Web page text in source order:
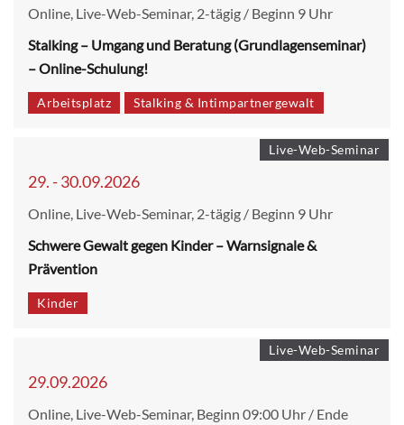
Online, Live-Web-Seminar, 2-tägig / Beginn 9 Uhr
Stalking – Umgang und Beratung (Grundlagenseminar)
– Online-Schulung!
Arbeitsplatz Stalking & Intimpartnergewalt
29. - 30.09.2026
Online, Live-Web-Seminar, 2-tägig / Beginn 9 Uhr
Live-Web-Seminar
Schwere Gewalt gegen Kinder – Warnsignale &
Prävention
Kinder
29.09.2026
Online, Live-Web-Seminar, Beginn 09:00 Uhr / Ende
Live-Web-Seminar